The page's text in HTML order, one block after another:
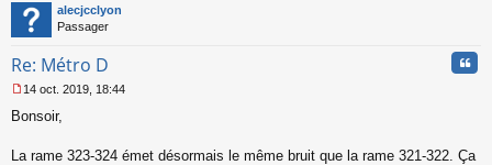
e
n
o
l
u
alecjcclyon
Passager
Re: Métro D
e
s
14 oct. 2019, 18:44
Bonsoir,
La rame 323-324 émet désormais le même bruit que la rame 321-322. Ça